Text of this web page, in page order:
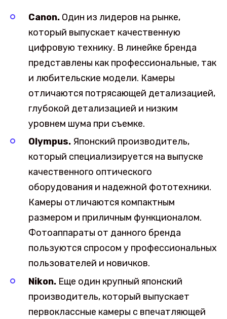
Canon. Один из лидеров на рынке,
который выпускает качественную
цифровую технику. В линейке бренда
представлены как профессиональные, так
и любительские модели. Камеры
отличаются потрясающей детализацией,
глубокой детализацией и низким
уровнем шума при съемке.
Olympus. Японский производитель,
который специализируется на выпуске
качественного оптического
оборудования и надежной фототехники.
Камеры отличаются компактным
размером и приличным функционалом.
Фотоаппараты от данного бренда
пользуются спросом у профессиональных
пользователей и новичков.
Nikon. Еще один крупный японский
производитель, который выпускает
первоклассные камеры с впечатляющей